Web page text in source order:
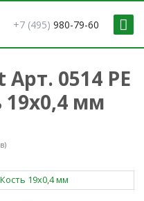
+7 (495) 980-79-60
0514 PE
19x0,4 мм